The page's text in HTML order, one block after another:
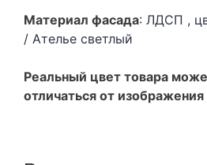
Материал фасада: ЛДСП ,
/ Ателье светлый
Реальный цвет товара
отличаться от изображения